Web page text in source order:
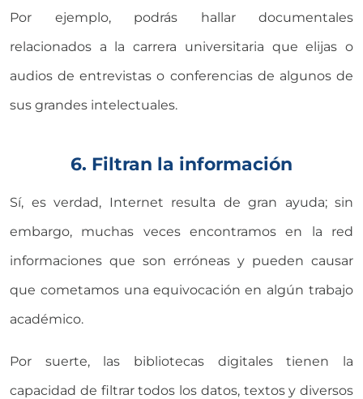
Por ejemplo, podrás hallar documentales
relacionados a la carrera universitaria que elijas o
audios de entrevistas o conferencias de algunos de
sus grandes intelectuales.
6. Filtran la información
Sí, es verdad, Internet resulta de gran ayuda; sin
embargo, muchas veces encontramos en la red
informaciones que son erróneas y pueden causar
que cometamos una equivocación en algún trabajo
académico.
Por suerte, las bibliotecas digitales tienen la
capacidad de filtrar todos los datos, textos y diversos